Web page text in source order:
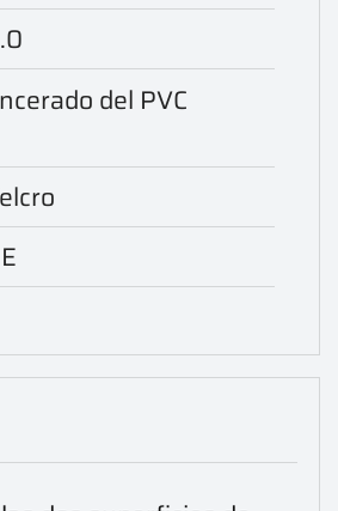
del PVC